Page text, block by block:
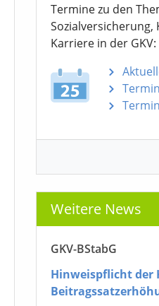
Termine zu den
Sozialver­sicherung,
Karriere in der GKV:
Weitere News
GKV-BStabG
Hinweispflicht der